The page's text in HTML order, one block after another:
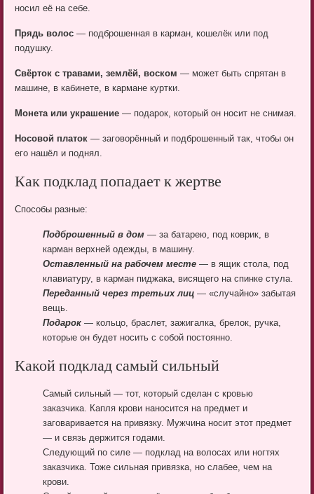
носил её на себе.
Прядь волос — подброшенная в карман, кошелёк или под
подушку.
Свёрток с травами, землёй, воском — может быть спрятан в
машине, в кабинете, в кармане куртки.
Монета или украшение — подарок, который он носит не снимая.
Носовой платок — заговорённый и подброшенный так, чтобы он
его нашёл и поднял.
Как подклад попадает к жертве
Способы разные:
Подброшенный в дом — за батарею, под коврик, в
карман верхней одежды, в машину.
Оставленный на рабочем месте — в ящик стола, под
клавиатуру, в карман пиджака, висящего на спинке стула.
Переданный через третьих лиц — «случайно» забытая
вещь.
Подарок — кольцо, браслет, зажигалка, брелок, ручка,
которые он будет носить с собой постоянно.
Какой подклад самый сильный
Самый сильный — тот, который сделан с кровью
заказчика. Капля крови наносится на предмет и
заговаривается на привязку. Мужчина носит этот предмет
— и связь держится годами.
Следующий по силе — подклад на волосах или ногтях
заказчика. Тоже сильная привязка, но слабее, чем на
крови.